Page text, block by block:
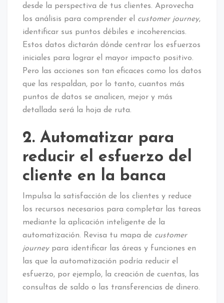
desde la perspectiva de tus clientes. Aprovecha
los análisis para comprender el customer journey,
identificar sus puntos débiles e incoherencias.
Estos datos dictarán dónde centrar los esfuerzos
iniciales para lograr el mayor impacto positivo.
Pero las acciones son tan eficaces como los datos
que las respaldan, por lo tanto, cuantos más
puntos de datos se analicen, mejor y más
detallada será la hoja de ruta.
2. Automatizar para
reducir el esfuerzo del
cliente en la banca
Impulsa la satisfacción de los clientes y reduce
los recursos necesarios para completar las tareas
mediante la aplicación inteligente de la
automatización. Revisa tu mapa de customer
journeypara identificar las áreas y funciones en
las que la automatización podría reducir el
esfuerzo, por ejemplo, la creación de cuentas, las
consultas de saldo o las transferencias de dinero.